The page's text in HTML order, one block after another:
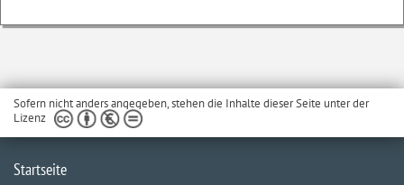
Sofern nicht anders angegeben, stehen die Inhalte dieser Seite unter der
Lizenz
Startseite